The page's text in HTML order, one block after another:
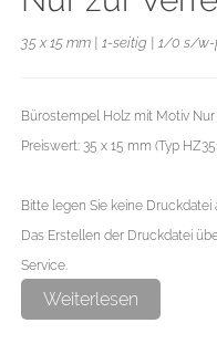
35 x 15 mm | 1-seitig | 1/0 s/
Bürostempel Holz mit Motiv
Preiswert: 35 x 15 mm (Typ
Bitte legen Sie keine Druckdatei
Das Erstellen der Druckdatei
Service.
Weiterlesen